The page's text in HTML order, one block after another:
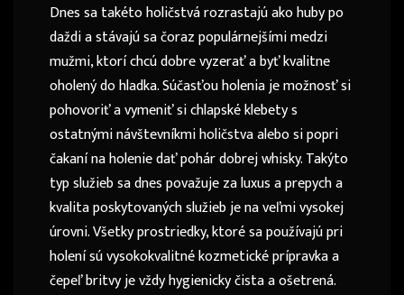
Dnes sa takéto holičstvá rozrastajú ako huby po
daždi a stávajú sa čoraz populárnejšími medzi
mužmi, ktorí chcú dobre vyzerať a byť kvalitne
oholený do hladka. Súčasťou holenia je možnosť si
pohovoriť a vymeniť si chlapské klebety s
ostatnými návštevníkmi holičstva alebo si popri
čakaní na holenie dať pohár dobrej whisky. Takýto
typ služieb sa dnes považuje za luxus a prepych a
kvalita poskytovaných služieb je na veľmi vysokej
úrovni. Všetky prostriedky, ktoré sa používajú pri
holení sú vysokokvalitné kozmetické prípravka a
čepeľ britvy je vždy hygienicky čista a ošetrená.